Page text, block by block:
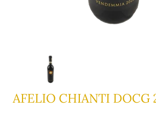
AFELIO CHIANTI DOCG